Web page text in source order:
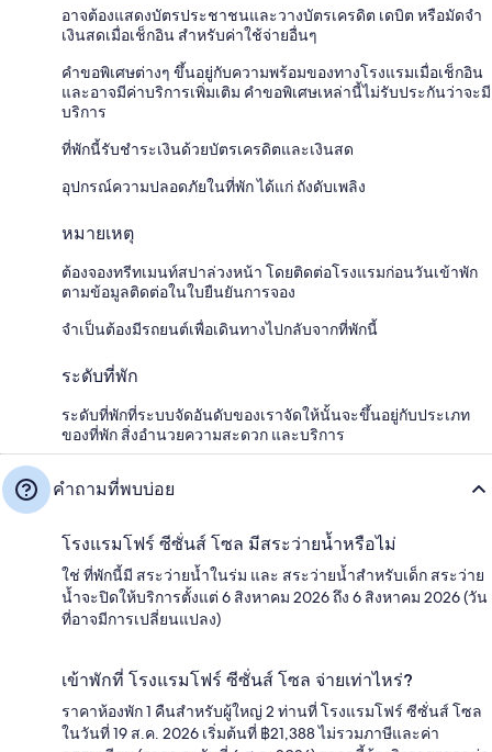
อาจต้องแสดงบัตรประชาชนและวางบัตรเครดิต เดบิต หรือมัดจำ
เงินสดเมื่อเช็กอิน สำหรับค่าใช้จ่ายอื่นๆ
คำขอพิเศษต่างๆ ขึ้นอยู่กับความพร้อมของทางโรงแรมเมื่อเช็กอิน
และอาจมีค่าบริการเพิ่มเติม คำขอพิเศษเหล่านี้ไม่รับประกันว่าจะมี
บริการ
ที่พักนี้รับชำระเงินด้วยบัตรเครดิตและเงินสด
อุปกรณ์ความปลอดภัยในที่พัก ได้แก่ ถังดับเพลิง
หมายเหตุ
ต้องจองทรีทเมนท์สปาล่วงหน้า โดยติดต่อโรงแรมก่อนวันเข้าพัก
ตามข้อมูลติดต่อในใบยืนยันการจอง
จำเป็นต้องมีรถยนต์เพื่อเดินทางไปกลับจากที่พักนี้
ระดับที่พัก
ระดับที่พักที่ระบบจัดอันดับของเราจัดให้นั้นจะขึ้นอยู่กับประเภท
ของที่พัก สิ่งอำนวยความสะดวก และบริการ
คำถามที่พบบ่อย
โรงแรมโฟร์ ซีซั่นส์ โซล มีสระว่ายน้ำหรือไม่
ใช่ ที่พักนี้มี สระว่ายน้ำในร่ม และ สระว่ายน้ำสำหรับเด็ก สระว่าย
น้ำจะปิดให้บริการตั้งแต่ 6 สิงหาคม 2026 ถึง 6 สิงหาคม 2026 (วัน
ที่อาจมีการเปลี่ยนแปลง)
เข้าพักที่ โรงแรมโฟร์ ซีซั่นส์ โซล จ่ายเท่าไหร่?
ราคาห้องพัก 1 คืนสำหรับผู้ใหญ่ 2 ท่านที่ โรงแรมโฟร์ ซีซั่นส์ โซล
ในวันที่ 19 ส.ค. 2026 เริ่มต้นที่ ฿21,388 ไม่รวมภาษีและค่า